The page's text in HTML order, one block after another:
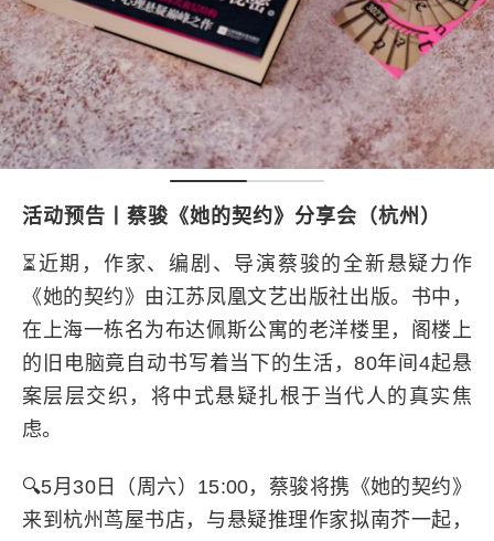
活动预告丨蔡骏《她的契约》分享会（杭州）
⏳近期，作家、编剧、导演蔡骏的全新悬疑力作
《她的契约》由江苏凤凰文艺出版社出版。书中，
在上海一栋名为布达佩斯公寓的老洋楼里，阁楼上
的旧电脑竟自动书写着当下的生活，80年间4起悬
案层层交织，将中式悬疑扎根于当代人的真实焦
虑。
🔍5月30日（周六）15:00，蔡骏将携《她的契约》
来到杭州茑屋书店，与悬疑推理作家拟南芥一起，